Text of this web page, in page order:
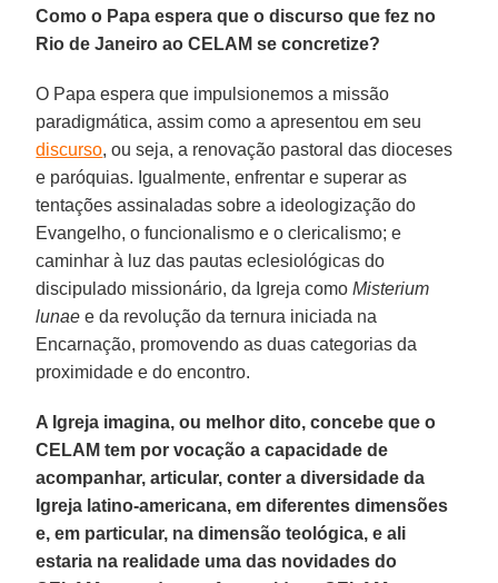
Como o Papa espera que o discurso que fez no
Rio de Janeiro ao CELAM se concretize?
O Papa espera que impulsionemos a missão
paradigmática, assim como a apresentou em seu
discurso, ou seja, a renovação pastoral das dioceses
e paróquias. Igualmente, enfrentar e superar as
tentações assinaladas sobre a ideologização do
Evangelho, o funcionalismo e o clericalismo; e
caminhar à luz das pautas eclesiológicas do
discipulado missionário, da Igreja comoMisterium
lunae e da revolução da ternura iniciada na
Encarnação, promovendo as duas categorias da
proximidade e do encontro.
A Igreja imagina, ou melhor dito, concebe que o
CELAM tem por vocação a capacidade de
acompanhar, articular, conter a diversidade da
Igreja latino-americana, em diferentes dimensões
e, em particular, na dimensão teológica, e ali
estaria na realidade uma das novidades do